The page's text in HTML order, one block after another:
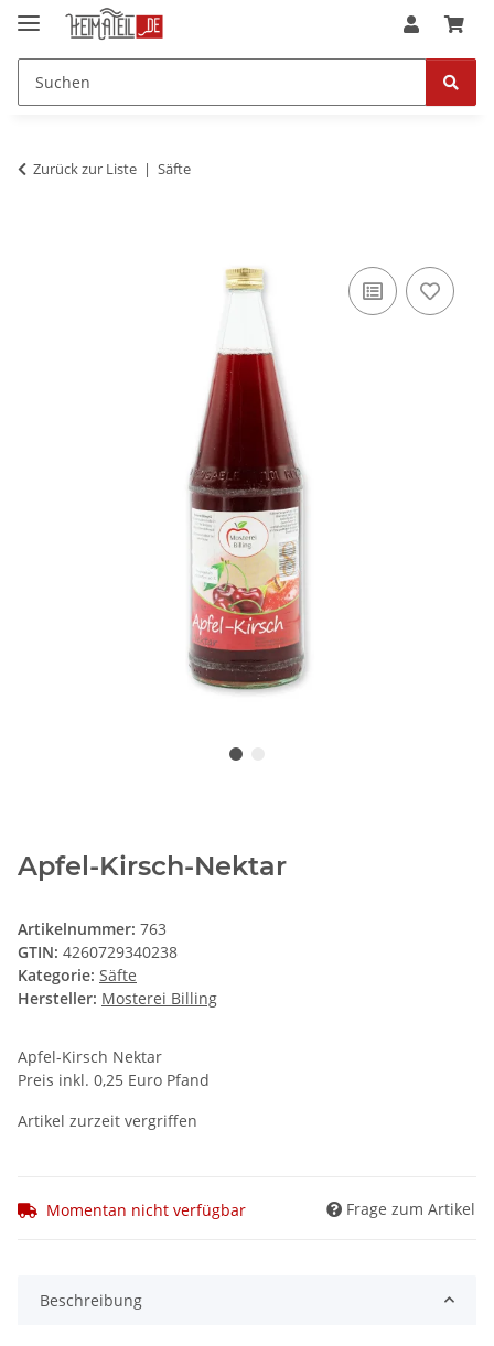
Zurück zur Liste Säfte
Apfel-Kirsch-Nektar
Artikelnummer: 763
GTIN: 4260729340238
Kategorie: Säfte
Hersteller: Mosterei Billing
Apfel-Kirsch Nektar
Preis inkl. 0,25 Euro Pfand
Artikel zurzeit vergriffen
Momentan nicht verfügbar Frage zum Artikel
Beschreibung